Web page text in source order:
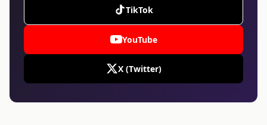
TikTok
YouTube
X (Twitter)